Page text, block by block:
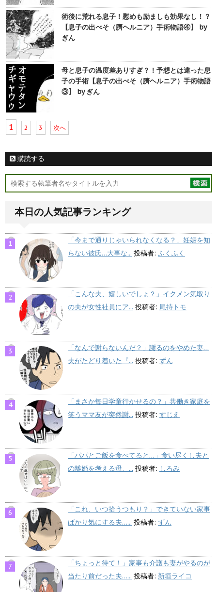
術後に荒れる息子！慰めも励ましも効果なし！？
【息子の出べそ（臍ヘルニア）手術物語④】 by
ぎん
母と息子の温度差ありすぎ？！予想とは違った息
子の手術【息子の出べそ（臍ヘルニア）手術物語
③】 by ぎん
1 2 3 次へ
購読する
本日の人気記事ランキング
「今まで通りじゃいられなくなる？」妊娠を知
らない彼氏…大事な... 投稿者: ふくふく
「こんな夫、嬉しいでしょ？」イクメン気取り
の夫が女性社員にア... 投稿者: 尾持トモ
「なんで謝らないんだ？」謝るのをやめた妻…
夫がたどり着いた『... 投稿者: ずん
「まさか毎日学童行かせるの？」共働き家庭を
笑うママ友が突然謝... 投稿者: すじえ
「パパとご飯を食べてると…」食い尽くし夫と
の離婚を考える母、... 投稿者: しろみ
「これ、いつ拾うつもり？」できていない家事
ばかり気にする夫…... 投稿者: ずん
「ちょっと待て！」家事も介護も妻がやるのが
当たり前だった夫…... 投稿者: 新垣ライコ